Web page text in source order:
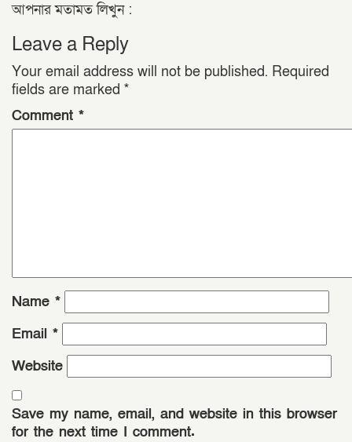
আপনার মতামত লিখুন :
Leave a Reply
Your email address will not be published. Required
fields are marked *
Comment *
Name *
Email *
Website
Save my name, email, and website in this browser
for the next time I comment.